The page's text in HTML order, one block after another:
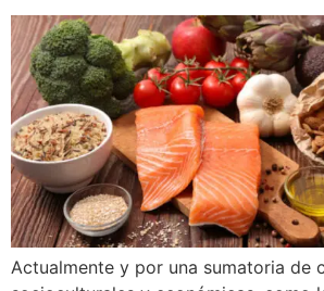
Actualmente y por una sumatoria de